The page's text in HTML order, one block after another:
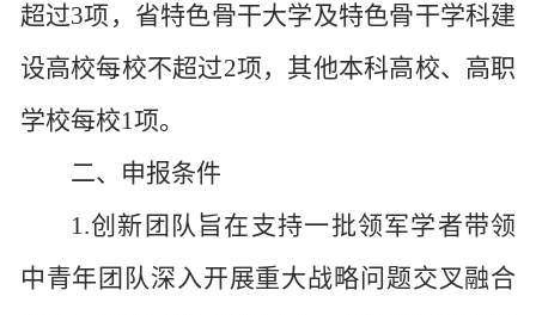
超过3项，省特色骨干大学及特色骨干学科建
设高校每校不超过2项，其他本科高校、高职
学校每校1项。
二、申报条件
1.创新团队旨在支持一批领军学者带领
中青年团队深入开展重大战略问题交叉融合